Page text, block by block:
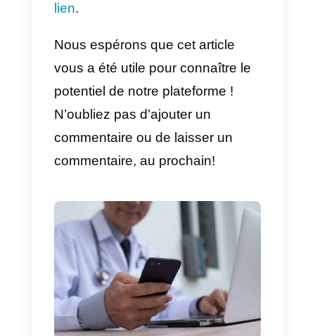
en croissance, en particulier
les cliniques où les soignants
sont multiples , ce qui peut être
source de confusion pour les
utilisateurs qui veulent
simplement interagir avec les
rapidement et efficacement.
À cet égard,Callbell offre la
possibilité d’intégrer
dans sa plate-forme, ce qui vous